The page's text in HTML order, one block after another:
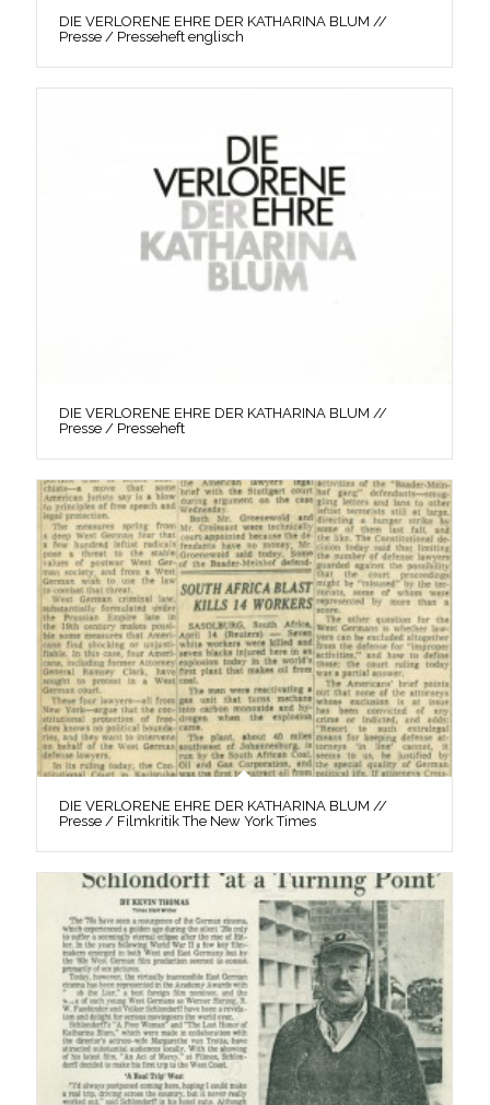
DIE VERLORENE EHRE DER KATHARINA BLUM //
Presse / Presseheft englisch
DIE VERLORENE EHRE DER KATHARINA BLUM //
Presse / Presseheft
DIE VERLORENE EHRE DER KATHARINA BLUM //
Presse / Filmkritik The New York Times